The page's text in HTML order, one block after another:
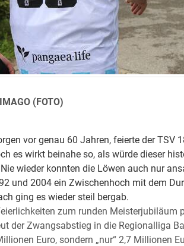
(FOTO)
vor genau 60 Jahren, feierte der TSV
es wirkt beinahe so, als würde dieser
wieder konnten die Löwen auch nur
und 2004 ein Zwischenhoch mit dem
ging es wieder steil bergab.
zum runden Meisterjubiläum
der Zwangsabstieg in die Regionalliga
Euro, sondern „nur“ 2,7 Millionen